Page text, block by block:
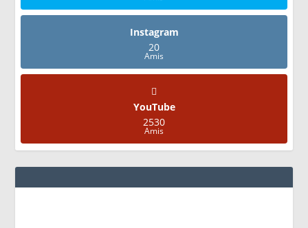
Instagram
20
Amis
YouTube
2530
Amis